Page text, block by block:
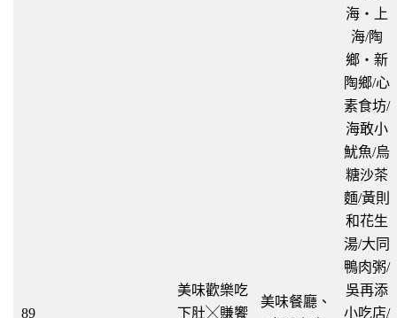
89
美味歡樂吃
下肚╳賺饗
美味餐廳、
海‧上
海/陶
鄉‧新
陶鄉/心
素食坊/
海敢小
魷魚/烏
糖沙茶
麵/黃則
和花生
湯/大同
鴨肉粥/
吳再添
小吃店/